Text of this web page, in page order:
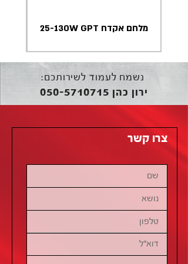
מלחם אקדח 25-130W GPT
נשמח לעמוד לשירותכם:
ירון כהן 050-5710715
צרו קשר